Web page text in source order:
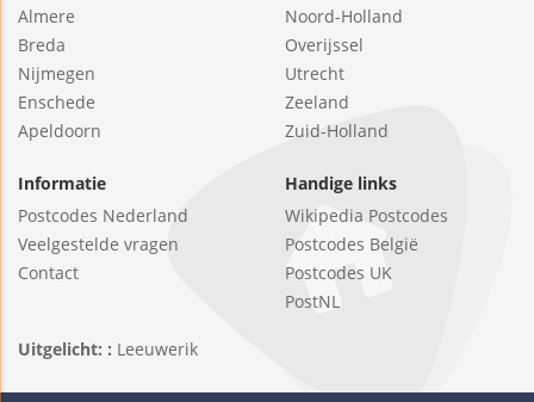
Almere
Breda
Nijmegen
Enschede
Apeldoorn
Noord-Holland
Overijssel
Utrecht
Zeeland
Zuid-Holland
Informatie
Postcodes Nederland
Veelgestelde vragen
Contact
Handige links
Wikipedia Postcodes
Postcodes België
Postcodes UK
PostNL
Uitgelicht: : Leeuwerik